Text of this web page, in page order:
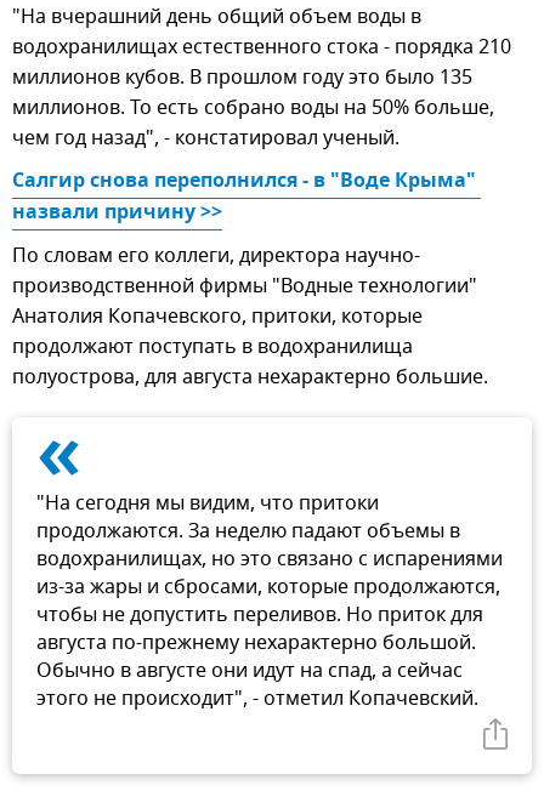
"На вчерашний день общий объем воды в
водохранилищах естественного стока - порядка 210
миллионов кубов. В прошлом году это было 135
миллионов. То есть собрано воды на 50% больше,
чем год назад", - констатировал ученый.
Салгир снова переполнился - в "Воде Крыма"
назвали причину >>
По словам его коллеги, директора научно-
производственной фирмы "Водные технологии"
Анатолия Копачевского, притоки, которые
продолжают поступать в водохранилища
полуострова, для августа нехарактерно большие.
«
"На сегодня мы видим, что притоки
продолжаются. За неделю падают объемы в
водохранилищах, но это связано с испарениями
из-за жары и сбросами, которые продолжаются,
чтобы не допустить переливов. Но приток для
августа по-прежнему нехарактерно большой.
Обычно в августе они идут на спад, а сейчас
этого не происходит", - отметил Копачевский.